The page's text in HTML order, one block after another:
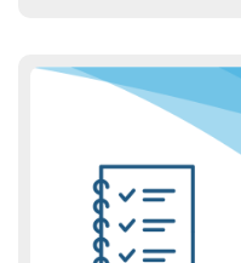
En savoir plus : Plan